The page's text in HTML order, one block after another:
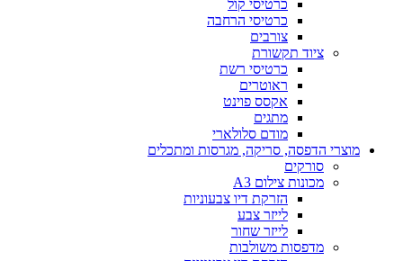
כרטיסי קול
כרטיסי הרחבה
צורבים
ציוד תקשורת
כרטיסי רשת
ראוטרים
אקסס פוינט
מתגים
מודם סלולארי
מוצרי הדפסה, סריקה, מגרסות ומתכלים
סורקים
מכונות צילום A3
הזרקת דיו צבעוניות
לייזר צבע
לייזר שחור
מדפסות משולבות